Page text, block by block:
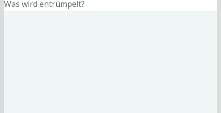
Was wird entrümpelt?